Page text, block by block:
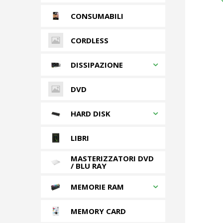
CONSUMABILI
CORDLESS
DISSIPAZIONE
DVD
HARD DISK
LIBRI
MASTERIZZATORI DVD
/ BLU RAY
MEMORIE RAM
MEMORY CARD